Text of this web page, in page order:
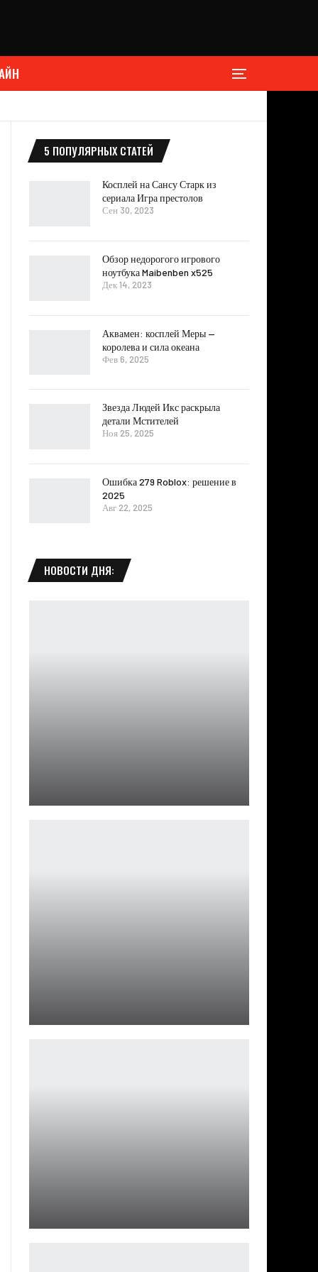
5 ПОПУЛЯРНЫХ СТАТЕЙ
Косплей на Сансу Старк из
сериала Игра престолов
Сен 30, 2023
Обзор недорогого игрового
ноутбука Maibenben x525
Дек 14, 2023
Аквамен: косплей Меры —
королева и сила океана
Фев 6, 2025
Звезда Людей Икс раскрыла
детали Мстителей
Ноя 25, 2025
Ошибка 279 Roblox: решение в
2025
Авг 22, 2025
НОВОСТИ ДНЯ: